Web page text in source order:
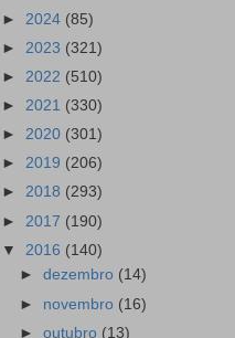
► 2024 (85)
► 2023 (321)
► 2022 (510)
► 2021 (330)
► 2020 (301)
► 2019 (206)
► 2018 (293)
► 2017 (190)
▼ 2016 (140)
►dezembro (14)
► novembro (16)
►outubro (13)